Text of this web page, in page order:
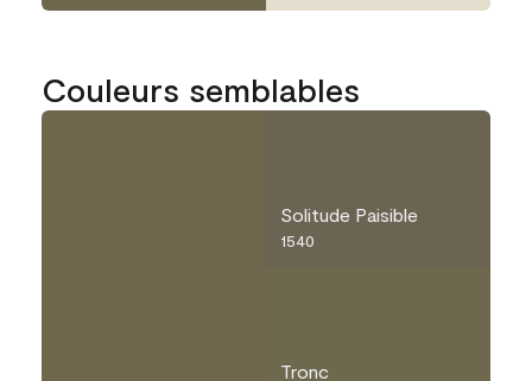
Couleurs semblables
Solitude Paisible
1540
Tronc